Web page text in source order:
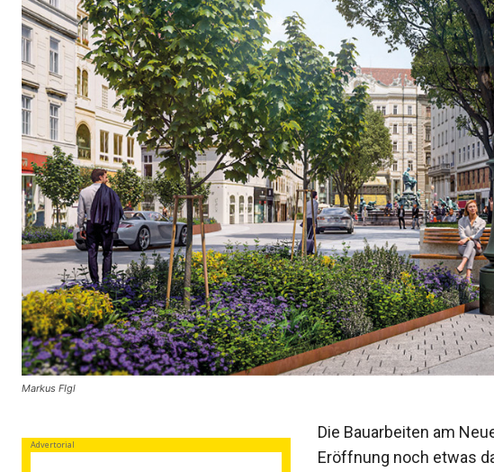
Markus FIgl
Advertorial
Die Bauarbeiten am
Eröffnung noch etwas